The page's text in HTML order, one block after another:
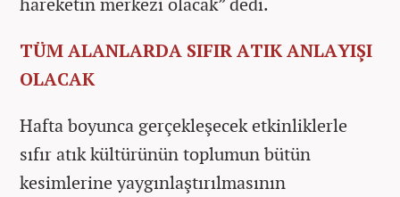
TÜM ALANLARDA SIFIR ATIK ANLAYIŞI
OLACAK
Hafta boyunca gerçekleşecek etkinliklerle
sıfır atık kültürünün toplumun bütün
kesimlerine yaygınlaştırılmasının